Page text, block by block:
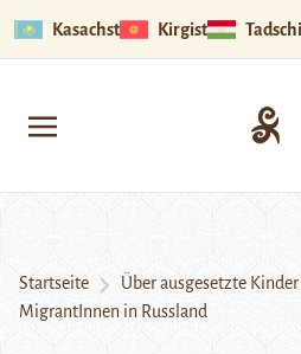
Kasachstan Kirgistan
Startseite
Über ausgesetzte
MigrantInnen in Russland